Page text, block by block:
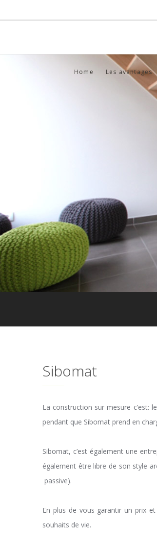
Home Les avantages
Sibomat
La construction sur mesure c’est:
pendant que Sibomat prend en
Sibomat, c’est également une
également être libre de son style
passive).
En plus de vous garantir un prix
souhaits de vie.